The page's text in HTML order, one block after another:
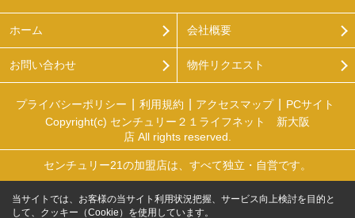
ホーム 会社概要
お問い合わせ 物件リクエスト
プライバシーポリシー 利用規約 アクセスマップ
PCサイト
Copyright(c) センチュリー２１ライフネット 新大阪
店 All rights reserved.
センチュリー21の加盟店は、すべて独立・自営です。
当サイトでは、お客様の当サイト利用状況把握、サービス向上検討を目的と
して、クッキー（Cookie）を使用しています。